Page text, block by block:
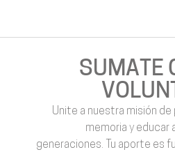
SUMATE
Unite a nuestra misión de
memoria y educar
generaciones. Tu aporte es